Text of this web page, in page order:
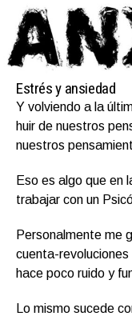
Estrés y ansiedad
Y volviendo a la
huir de nuestros
nuestros
Eso es algo que en
trabajar con un
Personalmente me
cuenta-
hace poco ruido y
Lo mismo sucede